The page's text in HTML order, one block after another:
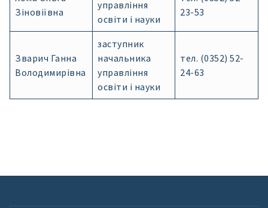
Зіновіївна
управління
освіти і науки
23-53
Зварич Ганна
Володимирівна
заступник
начальника
управління
освіти і науки
тел. (0352) 52-
24-63